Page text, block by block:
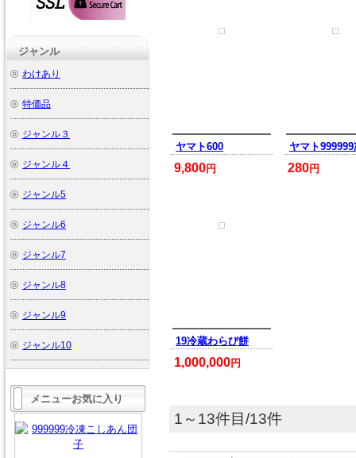
ヤマト600
9,800円
ヤマト999999
280円
19冷蔵わらび餅
1,000,000円
1～13件目/13件
ジャンル
わけあり
特価品
ジャンル３
ジャンル４
ジャンル5
ジャンル6
ジャンル7
ジャンル8
ジャンル9
ジャンル10
メニューお気に入り